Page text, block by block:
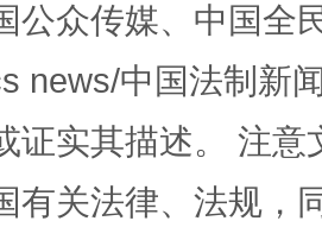
公众传媒、中国全
news/中国法制新
证实其描述。 注
有关法律、法规，